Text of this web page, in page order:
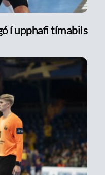
í upphafi tímabils